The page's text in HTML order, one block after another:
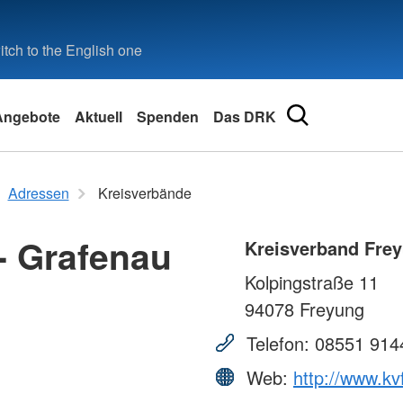
to the English one
und
Erste Hilfe online
Erste Hilfe Online auf DRK.de
#seidabei
Wohlfahrt
Blutspende
Aktuell Spenden Das DRK
Kontakt
Rotes
Adressen Kreisverbände
Grafenau
Kreisverband
Kolpingstraße 11
94078 Freyung
Telefon: 08551
Web: http://